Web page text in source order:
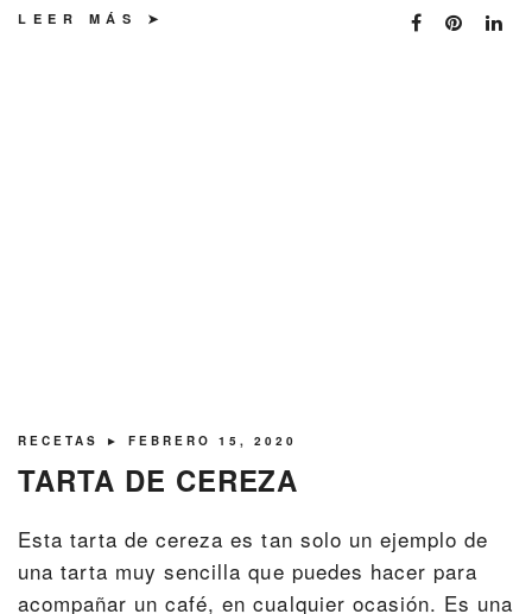
LEER MÁS
RECETAS ► FEBRERO 15, 2020
TARTA DE CEREZA
Esta tarta de cereza es tan solo un ejemplo de
una tarta muy sencilla que puedes hacer para
acompañar un café, en cualquier ocasión. Es una